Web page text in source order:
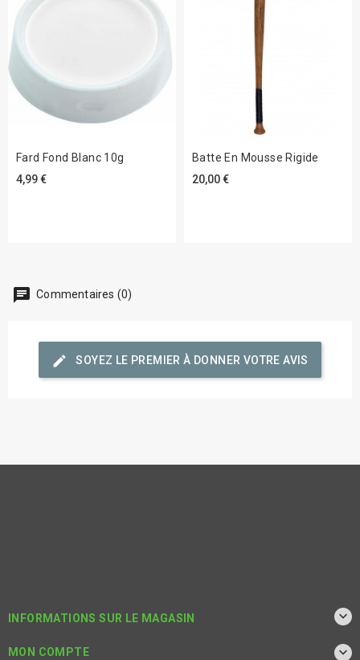
Fard Fond Blanc 10g
4,99 €
Batte En Mousse Rigide
20,00 €
chat Commentaires (0)
edit SOYEZ LE PREMIER À DONNER VOTRE AVIS
INFORMATIONS SUR LE MAGASIN 
MON COMPTE 